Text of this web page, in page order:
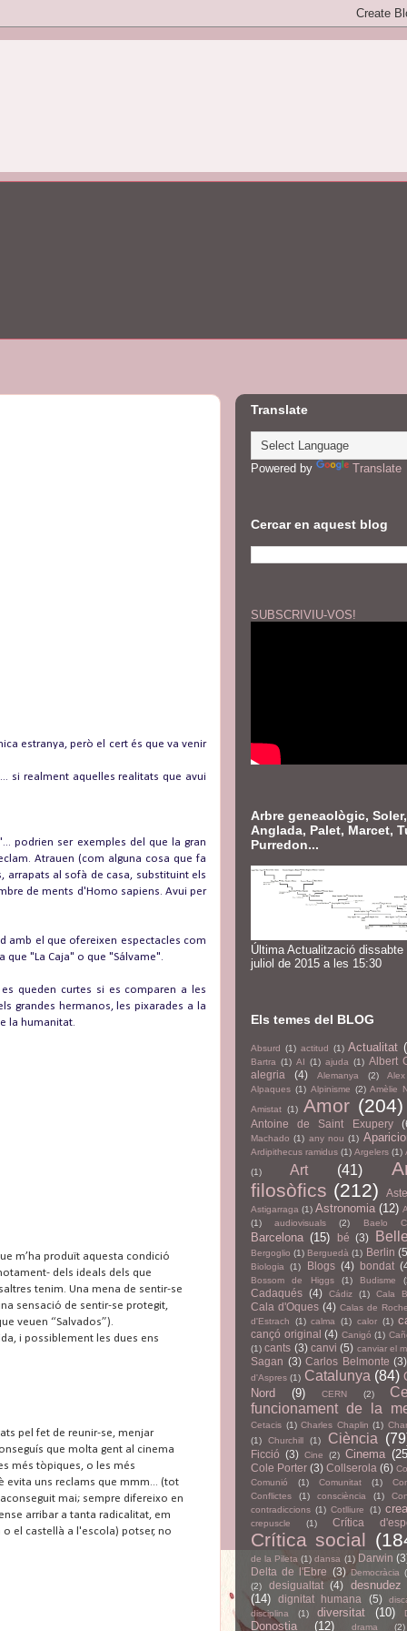
estranya, però el cert és que va venir
si realment aquelles realitats que avui
podrien ser exemples del que la gran
Atrauen (com alguna cosa que fa
arrapats al sofà de casa, substituint els
de ments d'Homo sapiens. Avui per
amb el que ofereixen espectacles com
"La Caja" o que "Sálvame".
queden curtes si es comparen a les
grandes hermanos, les pixarades a la
la humanitat.
m’ha produït aquesta condició
dels ideals dels que
tenim. Una mena de sentir-se
sensació de sentir-se protegit,
veuen “Salvados”).
i possiblement les dues ens
pel fet de reunir-se, menjar
que molta gent al cinema
més tòpiques, o les més
evita uns reclams que mmm... (tot
mai; sempre difereixo en
arribar a tanta radicalitat, em
el castellà a l'escola) potser, no
Translate
Powered by Translate
Cercar en aquest blog
SUBSCRIVIU-VOS!
Arbre geneaològic, Soler,
Anglada, Palet, Marcet,
Purredon...
Última Actualització dissabte
juliol de 2015 a les 15:30
Els temes del BLOG
Absurd (1) actitud (1) Actualitat
Bartra (1) AI (1) ajuda (1) Albert
alegria
(4) Alemanya (2)
Alpaques (1) Alpinisme (2) Amèlie
Amistat (1) Amor (204)
Antoine de Saint Exupery
Machado (1) any nou (1)
Ardipithecus ramidus (1) Argelers (1)
(1)
Art (41)
filosòfics (212)
Astigarraga (1) Astronomia (12)
(1)
audiovisuals (2) Baelo
Barcelona (15) bé (3)
Bergoglio (1) Berguedà (1) Berlin
Biologia (1) Blogs (4) bondat
Bossom de Higgs (1) Budisme
Cadaqués (4) Cádiz (1) Cala
Cala d'Oques (4) Calas de
d'Estrach
(1) calma (1) calor (1)
cançó original (4) Canigó (1)
(1) cants (3) canvi (5) canviar el
Sagan (3) Carlos Belmonte (3)
d'Aspres (1) Catalunya (84)
Nord
(9) CERN (2)
funcionament de la
Cetacis (1) Charles Chaplin (1)
(1)
Churchill (1) Ciència
Ficció (3) Cine (2) Cinema
Cole Porter (3) Collserola (6)
Comunió
(1) Comunitat (1)
Conflictes
(1) consciència (1)
contradiccions (1) Cotlliure (1)
crepuscle (1) Crítica
Crítica social
de la Pileta (1) dansa (1) Darwin
Delta de l'Ebre (3) Democràcia
(2)
desigualtat (4)
desnudez
(14)
dignitat humana (5)
disciplina
(1) diversitat (10)
Donostia (12) drama (2)